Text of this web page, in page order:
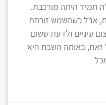
תמיד היתה מורכבת.
אבל כשהשמש זורחת
עיניים ולדעת ששום
זאת, באותה השבת היא